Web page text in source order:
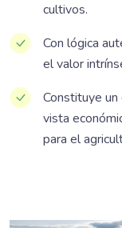
cultivos.
Con lógica
el valor
Constituye
vista
para el